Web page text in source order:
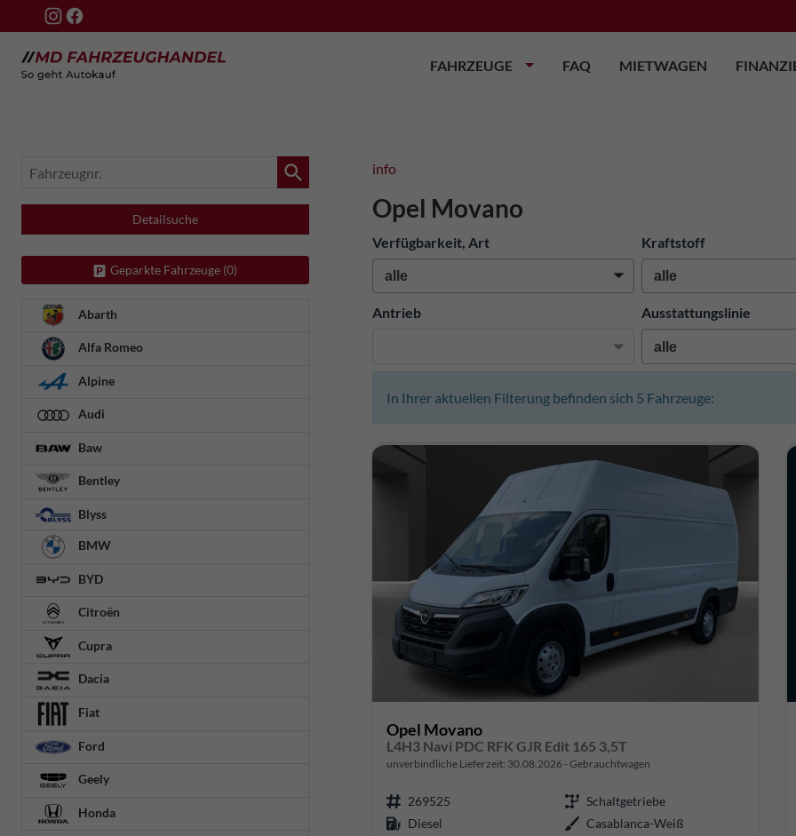
FAHRZEUGE FAQ MIETWAGEN
info
Opel Movano
Verfügbarkeit, Art Kraftstoff
Antrieb Ausstattungslinie
In Ihrer aktuellen Filterung befinden sich 5 Fahrzeuge:
Opel Movano
L4H3 Navi PDC RFK GJR Edit 165 3,5T
unverbindliche Lieferzeit: 30.08.2026 Gebrauchtwagen
269525
Schaltgetriebe
Diesel
Casablanca-Weiß
Fahrzeugnr.
Detailsuche
Geparkte Fahrzeuge (0)
Abarth
Alfa Romeo
Alpine
Audi
Baw
Bentley
Blyss
BMW
BYD
Citroën
Cupra
Dacia
Fiat
Ford
Geely
Honda